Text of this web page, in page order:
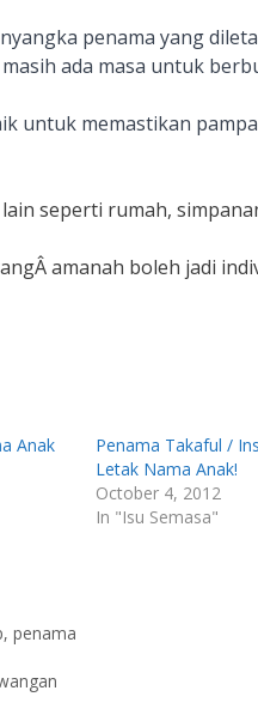
penama yang
ada masa untuk
untuk memastikan
seperti rumah,
amanah boleh jadi
Anak
Penama Takaful /
Letak Nama Anak!
October 4, 2012
In "Isu Semasa"
, penama